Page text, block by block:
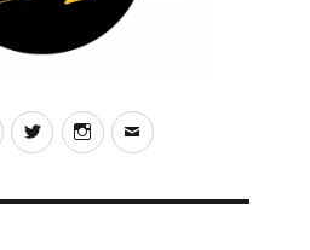
FacebookTwitterInstagram
E-